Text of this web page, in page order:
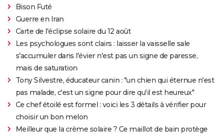
Bison Futé
Guerre en Iran
Carte de l'éclipse solaire du 12 août
Les psychologues sont clairs : laisser la vaisselle sale
s'accumuler dans l'évier n'est pas un signe de paresse,
mais de saturation
Tony Silvestre, éducateur canin : "un chien qui éternue n'est
pas malade, c'est un signe pour dire qu'il est heureux"
Ce chef étoilé est formel : voici les 3 détails à vérifier pour
choisir un bon melon
Meilleur que la crème solaire ? Ce maillot de bain protège